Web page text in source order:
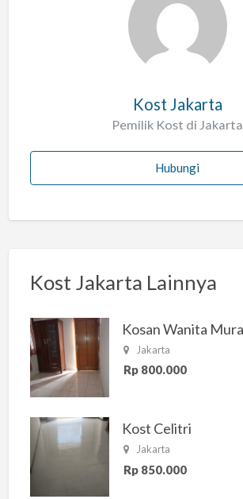
Kost Jakarta
Pemilik Kost di Jakarta
Hubungi
Kost Jakarta Lainnya
Jakarta
Rp 800.000
Kost Celitri
Jakarta
Rp 850.000